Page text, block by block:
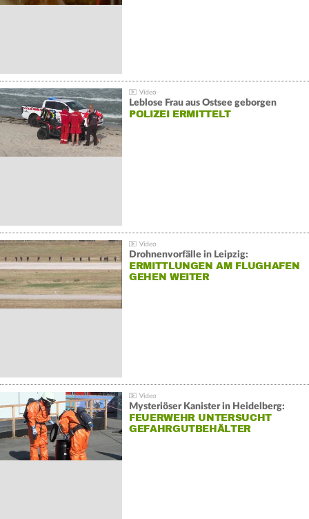
Leblose Frau aus Ostsee geborgen
POLIZEI ERMITTELT
Drohnenvorfälle in Leipzig:
ERMITTLUNGEN AM FLUGHAFEN
GEHEN WEITER
Mysteriöser Kanister in Heidelberg:
FEUERWEHR UNTERSUCHT
GEFAHRGUTBEHÄLTER